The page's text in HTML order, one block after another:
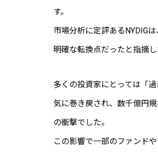
す。
市場分析に定評あるNYDIG
明確な転換点だったと指摘し
多くの投資家にとっては「
気に巻き戻され、数千億円
の衝撃でした。
この影響で一部のファンド